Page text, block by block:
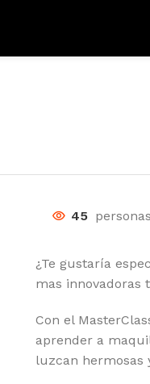
45
¿Te gustaría
mas innovadoras
Con el
aprender a
luzcan hermosas